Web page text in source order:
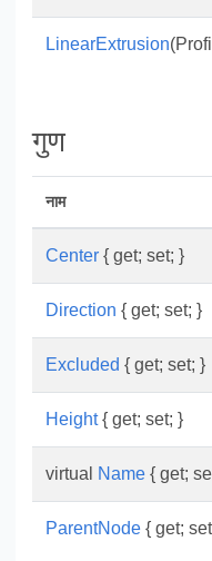
LinearExtrusion
गुण
नाम
Center { get; set; }
Direction { get; set; }
Excluded { get; set; }
Height{ get; set; }
virtual Name { get;
ParentNode { get;